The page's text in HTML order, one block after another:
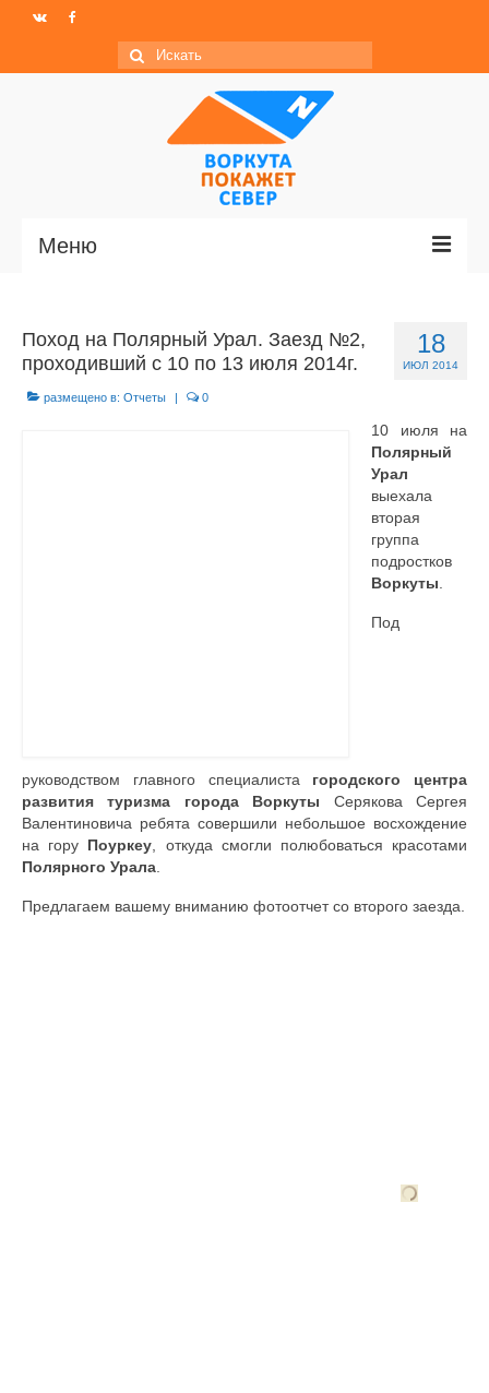
Искать:
Меню
Новости
МО ГО «Воркута»
18
ИЮЛ 2014
Поход на Полярный Урал. Заезд №2,
проходивший с 10 по 13 июля 2014г.
размещено в: Отчеты | 0
10 июля на
Полярный
Урал
выехала
вторая
группа
подростков
Воркуты
Под
руководством главного специалиста городского центра
развития туризма
города Воркуты Серякова Сергея
Валентиновича ребята совершили небольшое восхождение
на гору Поуркеу , откуда смогли полюбоваться красотами
Полярного Урала
Предлагаем вашему вниманию фотоотчет со второго заезда.